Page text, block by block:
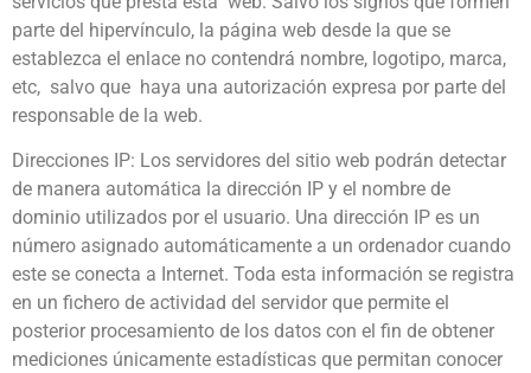
parte del hipervínculo, la página web desde la que se
establezca el enlace no contendrá nombre, logotipo, marca,
etc, salvo que haya una autorización expresa por parte del
responsable de la web.
Direcciones IP: Los servidores del sitio web podrán detectar
de manera automática la dirección IP y el nombre de
dominio utilizados por el usuario. Una dirección IP es un
número asignado automáticamente a un ordenador cuando
este se conecta a Internet. Toda esta información se registra
en un fichero de actividad del servidor que permite el
posterior procesamiento de los datos con el fin de obtener
mediciones únicamente estadísticas que permitan conocer